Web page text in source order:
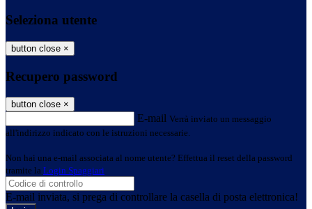
Seleziona utente
button close ×
Recupero password
button close ×
E-mail Verrà inviato un messaggio
all'indirizzo indicato con le istruzioni necessarie.
Non hai una e-mail associata al nome utente? Effettua il reset della password
tramite la Login Spaggiari
E-mail inviata, si prega di controllare la casella di posta elettronica!